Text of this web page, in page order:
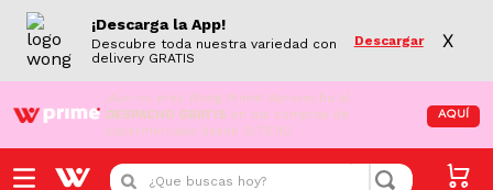
¡Descarga la App!
Descubre toda nuestra variedad con
delivery GRATIS
Descargar X
¡Aún no eres Wong Prime! Aprovecha el
DESPACHO GRATIS en tus compras de
supermercado desde S/79.90
AQUÍ
¿Que buscas hoy?